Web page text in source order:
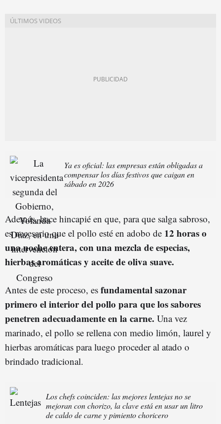
Ya es oficial: las empresas están obligadas a
compensar los días festivos que caigan en
sábado en 2026
Además, hace hincapié en que, para que salga sabroso,
es necesario que el pollo esté en adobo de 12 horas o
una noche entera, con una mezcla de especias,
hierbas aromáticas y aceite de oliva suave.
Antes de este proceso, es fundamental sazonar
primero el interior del pollo para que los sabores
penetren adecuadamente en la carne. Una vez
marinado, el pollo se rellena con medio limón, laurel y
hierbas aromáticas para luego proceder al atado o
brindado tradicional.
Los chefs coinciden: las mejores lentejas no se
mejoran con chorizo, la clave está en usar un litro
de caldo de carne y pimiento choricero